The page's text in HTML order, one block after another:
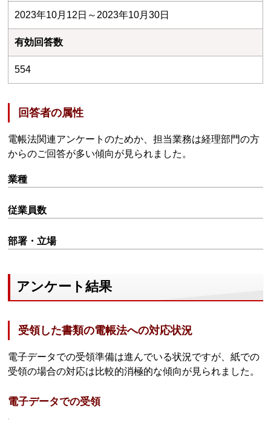
2023年10月12日～2023年10月30日
有効回答数
554
回答者の属性
電帳法関連アンケートのためか、担当業務は経理部門の方
からのご回答が多い傾向が見られました。
業種
従業員数
部署・立場
アンケート結果
受領した書類の電帳法への対応状況
電子データでの受領準備は進んでいる状況ですが、紙での
受領の場合の対応は比較的消極的な傾向が見られました。
電子データでの受領